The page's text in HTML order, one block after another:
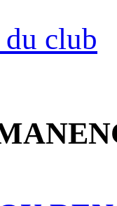
club